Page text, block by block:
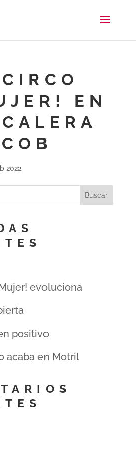
EN
2022
evoluciona
positivo
acaba en Motril